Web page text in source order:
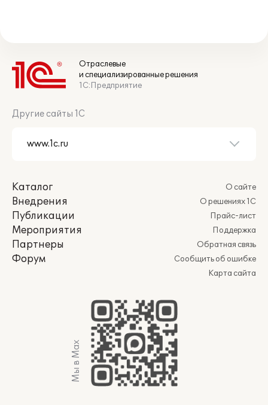
Отраслевые
и специализированные решения
1С:Предприятие
Другие сайты 1С
Каталог
Внедрения
Публикации
Мероприятия
Партнеры
Форум
О сайте
О решениях 1С
Прайс-лист
Поддержка
Обратная связь
Сообщить об ошибке
Карта сайта
Мы в Max